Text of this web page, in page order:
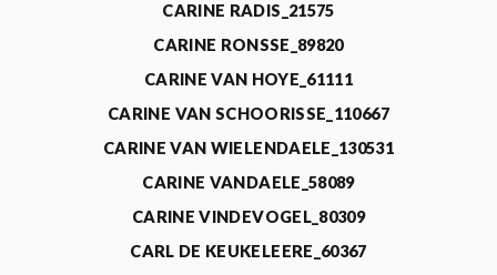
CARINE RADIS_21575
CARINE RONSSE_89820
CARINE VAN HOYE_61111
CARINE VAN SCHOORISSE_110667
CARINE VAN WIELENDAELE_130531
CARINE VANDAELE_58089
CARINE VINDEVOGEL_80309
CARL DE KEUKELEERE_60367